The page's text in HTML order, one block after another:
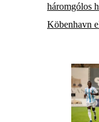
háromgólos
Köbenhavn